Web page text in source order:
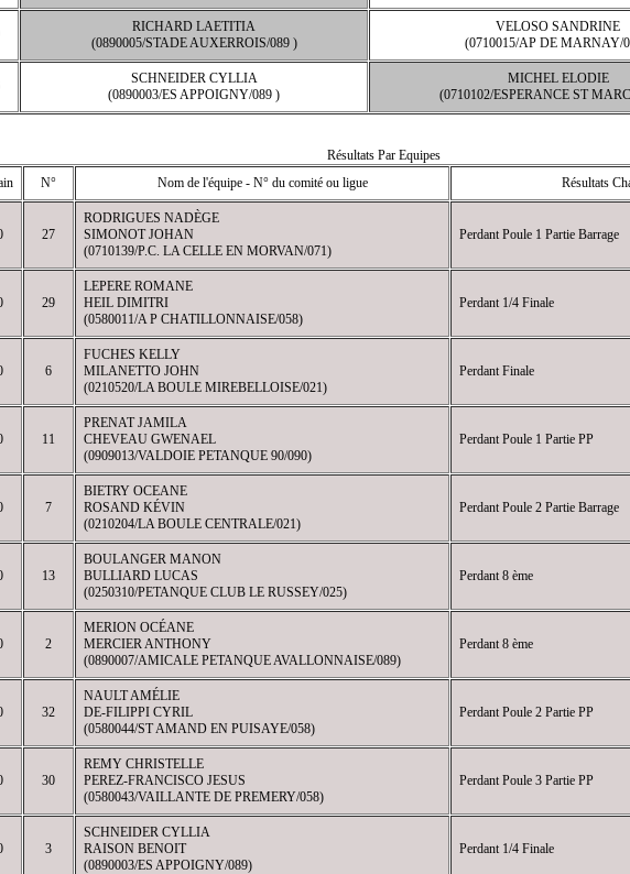
RICHARD LAETITIA
(0890005/STADE AUXERROIS/089 )
VELOSO SANDRINE
(0710015/AP DE MARNAY/
SCHNEIDER CYLLIA
(0890003/ES APPOIGNY/089 )
MICHEL ELODIE
(0710102/ESPERANCE ST
Résultats Par Equipes
N° Nom de l'équipe - N° du comité ou ligue Résultats
27
RODRIGUES NADÈGE
SIMONOT JOHAN
(0710139/P.C. LA CELLE EN MORVAN/071)
Perdant Poule 1 Partie Barrage
29
LEPERE ROMANE
HEIL DIMITRI
(0580011/A P CHATILLONNAISE/058)
Perdant 1/4 Finale
6
FUCHES KELLY
MILANETTO JOHN
(0210520/LA BOULE MIREBELLOISE/021)
Perdant Finale
11
PRENAT JAMILA
CHEVEAU GWENAEL
(0909013/VALDOIE PETANQUE 90/090)
Perdant Poule 1 Partie PP
7
BIETRY OCEANE
ROSAND KÉVIN
(0210204/LA BOULE CENTRALE/021)
Perdant Poule 2 Partie Barrage
13
BOULANGER MANON
BULLIARD LUCAS
(0250310/PETANQUE CLUB LE RUSSEY/025)
Perdant 8 ème
2
MERION OCÉANE
MERCIER ANTHONY
(0890007/AMICALE PETANQUE AVALLONNAISE/089)
Perdant 8 ème
32
NAULT AMÉLIE
DE-FILIPPI CYRIL
(0580044/ST AMAND EN PUISAYE/058)
Perdant Poule 2 Partie PP
30
REMY CHRISTELLE
PEREZ-FRANCISCO JESUS
(0580043/VAILLANTE DE PREMERY/058)
Perdant Poule 3 Partie PP
3
SCHNEIDER CYLLIA
RAISON BENOIT
(0890003/ES APPOIGNY/089)
Perdant 1/4 Finale